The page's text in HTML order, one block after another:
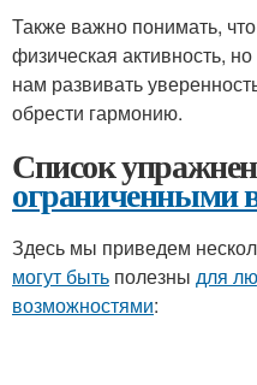
Также важно понимать,
физическая активность,
нам развивать
обрести гармонию.
Список
ограниченными
Здесь мы приведем
могут быть полезны для
возможностями: